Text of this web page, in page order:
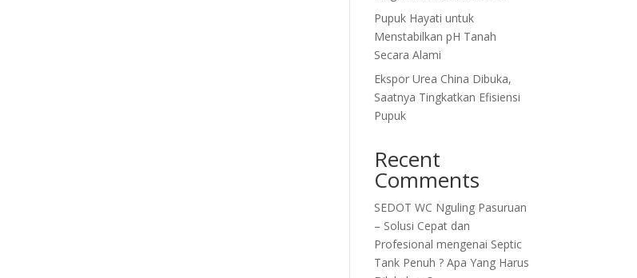
Pupuk Hayati untuk
Menstabilkan pH Tanah
Secara Alami
Ekspor Urea China Dibuka,
Saatnya Tingkatkan Efisiensi
Pupuk
Recent
Comments
SEDOT WC Nguling Pasuruan
– Solusi Cepat dan
Profesional mengenai Septic
Tank Penuh ? Apa Yang Harus